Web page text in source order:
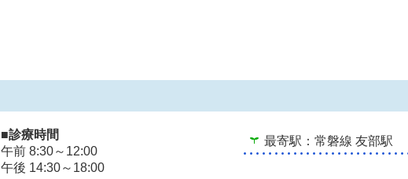
■診療時間
午前 8:30～12:00
午後 14:30～18:00
最寄駅：常磐線 友部駅